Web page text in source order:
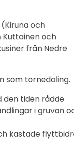
och
och
från Nedre
tornedaling.
den tiden rådde
i gruvan
kastade